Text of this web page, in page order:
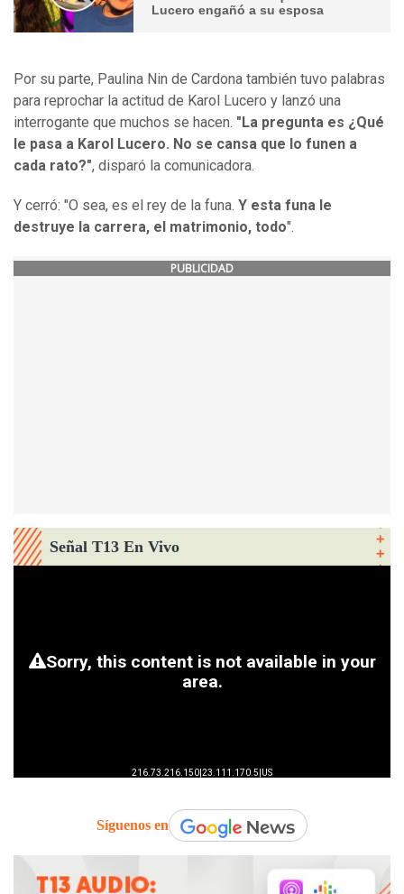
Lucero engañó a su esposa
Por su parte, Paulina Nin de Cardona también tuvo palabras
para reprochar la actitud de Karol Lucero y lanzó una
interrogante que muchos se hacen. "La pregunta es ¿Qué
le pasa a Karol Lucero. No se cansa que lo funen a
cada rato?", disparó la comunicadora.
Y cerró: "O sea, es el rey de la funa. Y esta funa le
destruye la carrera, el matrimonio, todo".
PUBLICIDAD
Señal T13 En Vivo
Síguenos en